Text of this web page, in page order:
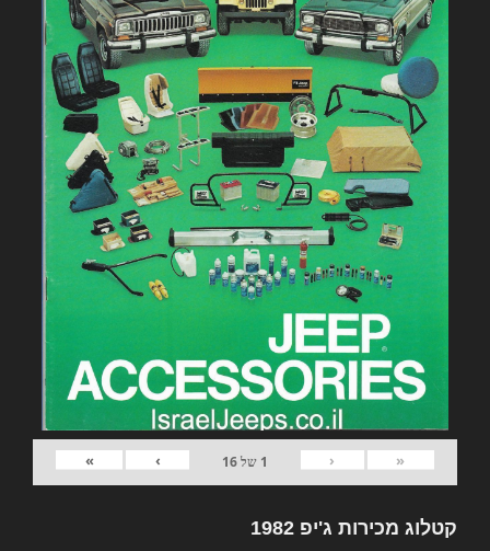
«
‹
1 של16
›
»
קטלוג מכירות ג'יפ 1982